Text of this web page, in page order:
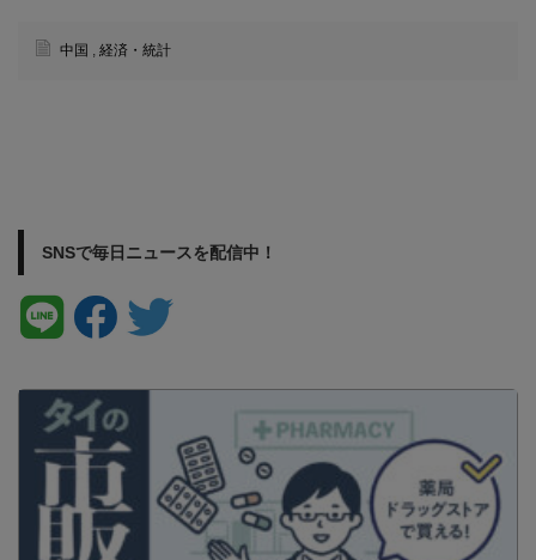
中国 , 経済・統計
SNSで毎日ニュースを配信中！